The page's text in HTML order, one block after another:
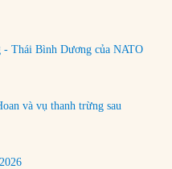
Thái Bình Dương của NATO
và vụ thanh trừng sau